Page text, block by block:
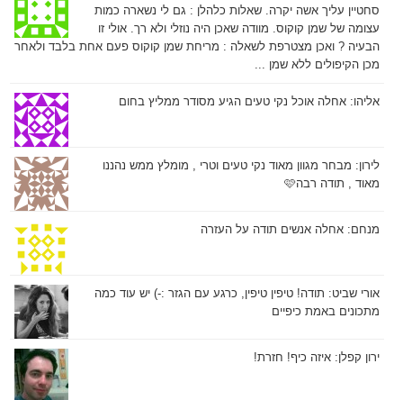
סחטיין עליך אשה יקרה. שאלות כלהלן : גם לי נשארה כמות
עצומה של שמן קוקוס. מוודה שאכן היה נוזלי ולא רך. אולי זו
הבעיה ? ואכן מצטרפת לשאלה : מריחת שמן קוקוס פעם אחת בלבד ולאחר
מכן הקיפולים ללא שמן ...
אליהו: אחלה אוכל נקי טעים הגיע מסודר ממליץ בחום
לירון: מבחר מגוון מאוד נקי טעים וטרי , מומלץ ממש נהננו
מאוד , תודה רבה🩷
מנחם: אחלה אנשים תודה על העזרה
אורי שביט: תודה! טיפין טיפין, כרגע עם הגזר :-) יש עוד כמה
מתכונים באמת כיפיים
ירון קפלן: איזה כיף! חזרת!